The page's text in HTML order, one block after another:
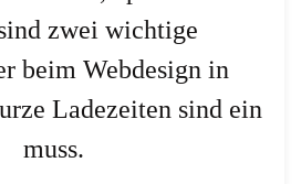
zwei wichtige
beim Webdesign in
Ladezeiten sind ein
muss.